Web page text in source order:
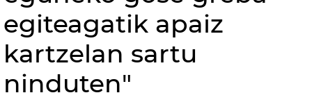
egiteagatik apaiz
kartzelan sartu
ninduten"